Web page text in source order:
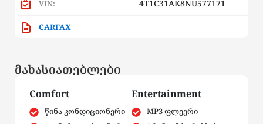
VIN: 4T1C31AK8NU577171
CARFAX
მახასიათებლები
Comfort
წინა კონდიციონერი
Entertainment
MP3 ფლეერი